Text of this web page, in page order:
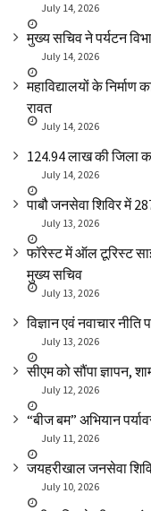
July 14, 2026
मुख्य सचिव ने पर्यटन
July 14, 2026
महाविद्यालयों के निर्माण
रावत
July 14, 2026
₹124.94 लाख की जिला
July 14, 2026
पाबौ जनसेवा शिविर में
July 13, 2026
फॉरेस्ट में ऑल टूरिस्ट
मुख्य सचिव
July 13, 2026
विज्ञान एवं नवाचार
July 13, 2026
सीएम को सौंपा ज्ञापन,
July 12, 2026
“बीज बम” अभियान
July 11, 2026
जयहरीखाल जनसेवा
July 10, 2026